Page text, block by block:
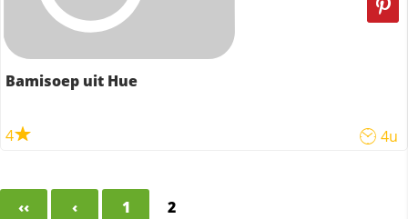
Bamisoep uit Hue
4 4u
‹‹ ‹ 1 2